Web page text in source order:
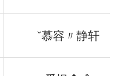
ˇ慕容〃静轩